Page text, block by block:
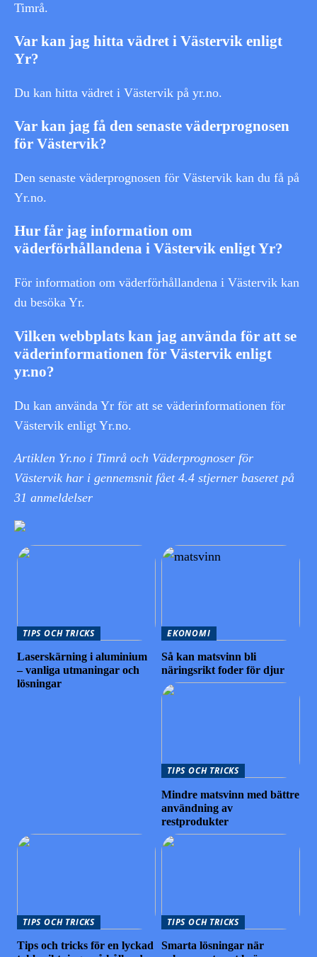
Timrå.
Var kan jag hitta vädret i Västervik enligt
Yr?
Du kan hitta vädret i Västervik på yr.no.
Var kan jag få den senaste väderprognosen
för Västervik?
Den senaste väderprognosen för Västervik kan du få på
Yr.no.
Hur får jag information om
väderförhållandena i Västervik enligt Yr?
För information om väderförhållandena i Västervik kan
du besöka Yr.
Vilken webbplats kan jag använda för att se
väderinformationen för Västervik enligt
yr.no?
Du kan använda Yr för att se väderinformationen för
Västervik enligt Yr.no.
Artiklen Yr.no i Timrå och Väderprognoser för
Västervik har i gennemsnit fået 4.4 stjerner baseret på
31 anmeldelser
TIPS OCH TRICKS
Laserskärning i aluminium
– vanliga utmaningar och
lösningar
EKONOMI
Så kan matsvinn bli
näringsrikt foder för djur
TIPS OCH TRICKS
Mindre matsvinn med bättre
användning av
restprodukter
TIPS OCH TRICKS
Tips och tricks för en lyckad
TIPS OCH TRICKS
Smarta lösningar när